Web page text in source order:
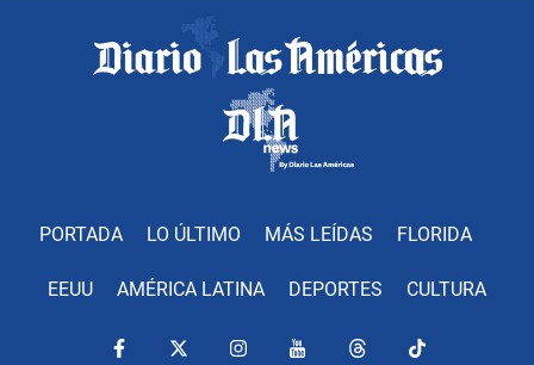
PORTADA LO ÚLTIMO MÁS LEÍDAS FLORIDA
EEUU AMÉRICA LATINA DEPORTES CULTURA